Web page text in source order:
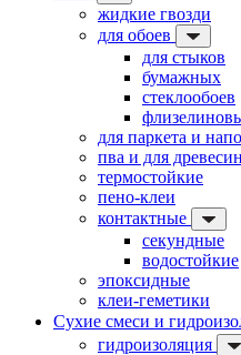
жидкие гвозди
для обоев
для стыков
бумажных
стеклообоев
для паркета и
пва и для
термостойкие
пено-клеи
контактные
секундные
водостойкие
эпоксидные
клеи-геметики
Сухие смеси и
гидроизоляция